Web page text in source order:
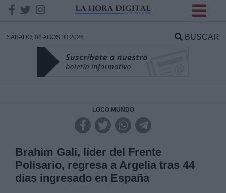
SÁBADO, 08 AGOSTO 2026 BUSCAR
LOCO MUNDO
Brahim Gali, líder del Frente
Polisario, regresa a Argelia tras 44
días ingresado en España
DATOS
Responsable:
Legitimación: